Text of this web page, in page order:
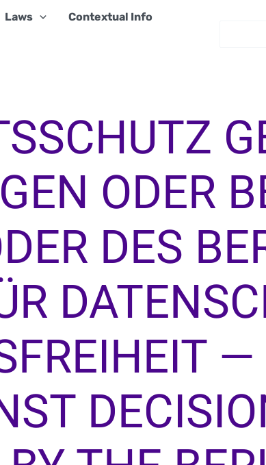
Laws Contextual Info
ODER
DES
—